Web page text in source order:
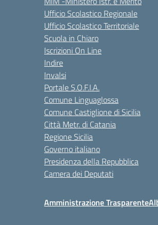
Ufficio Scolastico Regionale
Ufficio Scolastico Territoriale
Scuola in Chiaro
Iscrizioni On Line
Indire
Invalsi
Portale S.O.F.I.A.
Comune Linguaglossa
Comune Castiglione di Sicilia
Città Metr. di Catania
Regione Sicilia
Governo italiano
Presidenza della Repubblica
Camera dei Deputati
Amministrazione Trasparente